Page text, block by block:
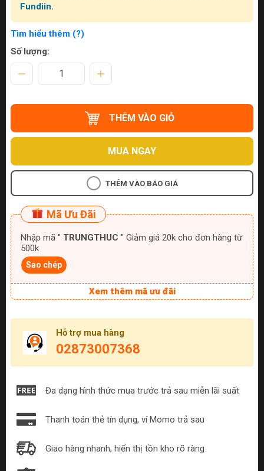
Fundiin.
Tìm hiểu thêm (?)
Số lượng:
THÊM VÀO GIỎ
MUA NGAY
THÊM VÀO BÁO GIÁ
Mã Ưu Đãi
Nhập mã " TRUNGTHUC " Giảm giá 20k cho đơn hàng từ
500k
Sao chép
Xem thêm mã ưu đãi
Hỗ trợ mua hàng
02873007368
Đa dạng hình thức mua trước trả sau miễn lãi suất
Thanh toán thẻ tín dụng, ví Momo trả sau
Giao hàng nhanh, hiển thị tồn kho rõ ràng